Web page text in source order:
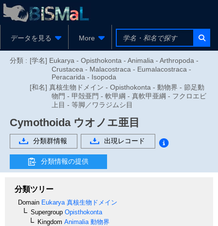
データを見る More
分類 : [学名] Eukarya - Opisthokonta - Animalia - Arthropoda -
Crustacea - Malacostraca - Eumalacostraca -
Peracarida - Isopoda
[和名] 真核生物ドメイン - Opisthokonta - 動物界 - 節足動
物門 - 甲殻亜門 - 軟甲綱 - 真軟甲亜綱 - フクロエビ
上目 - 等脚／ワラジムシ目
Cymothoidaウオノエ亜目
分類群情報 出現レコード
分類情報の提供
分類ツリー
Domain Eukarya 真核生物ドメイン
Supergroup Opisthokonta
Kingdom Animalia 動物界